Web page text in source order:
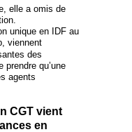
elle a omis de
unique en IDF au
viennent
des
qu’une
agents
CGT vient
en